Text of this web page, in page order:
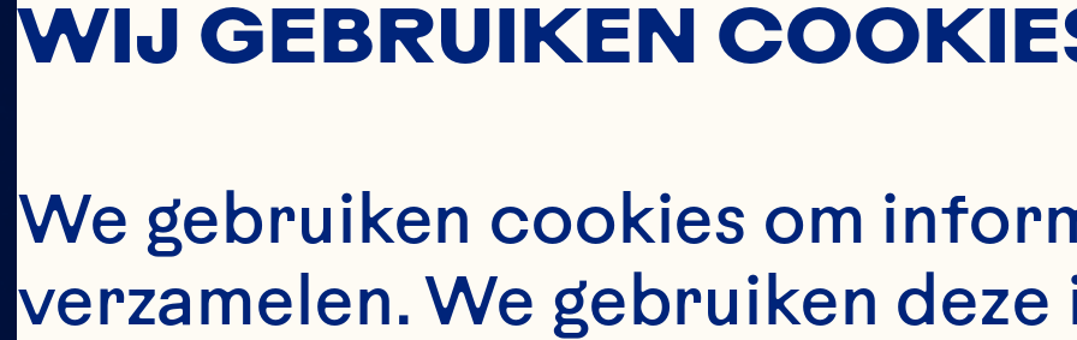
SOURCES
WIJ GEBRUIKEN
We gebruiken cookies om
verzamelen. We gebruiken